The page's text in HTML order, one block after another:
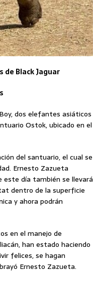
de Black Jaguar
dos elefantes asiáticos
Ostok, ubicado en el
del santuario, el cual se
Ernesto Zazueta
este día también se llevará
dentro de la superficie
y ahora podrán
en el manejo de
han estado haciendo
felices, se hagan
Ernesto Zazueta.